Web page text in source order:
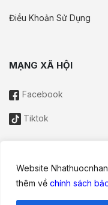
Website
thêm về chính sách
Điều Khoản Sử Dụng
MẠNG XÃ HỘI
Facebook
Tiktok
Thông tin trên website